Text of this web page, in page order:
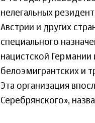
нелегальных
Австрии и других
специального
нацистской Германии
белоэмигрантских и
Эта организация
Серебрянского»,